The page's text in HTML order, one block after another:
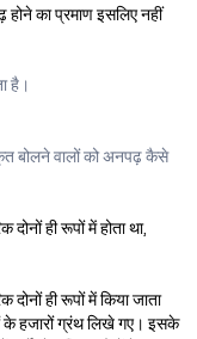
का प्रमाण इसलिए नहीं
है।
बोलने वालों को अनपढ़ कैसे
दोनों ही रूपों में होता था,
दोनों ही रूपों में किया जाता
के हजारों ग्रंथ लिखे गए। इसके